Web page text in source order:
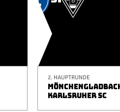
2. HAUPTRUNDE
KARLSRUHER SC